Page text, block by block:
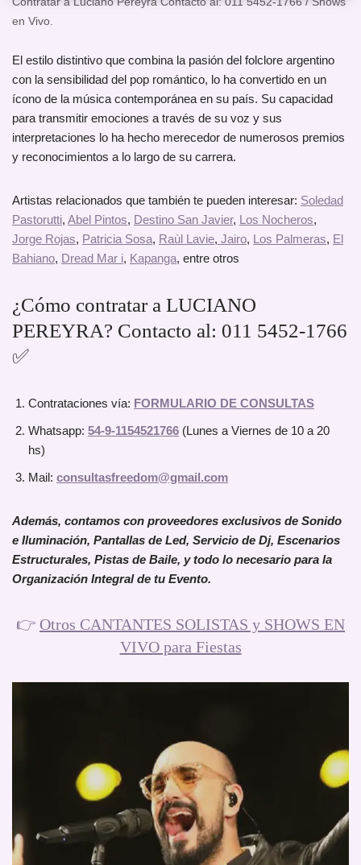
en Vivo.
El estilo distintivo que combina la pasión del folclore argentino
con la sensibilidad del pop romántico, lo ha convertido en un
ícono de la música contemporánea en su país. Su capacidad
para transmitir emociones a través de su voz y sus
interpretaciones lo ha hecho merecedor de numerosos premios
y reconocimientos a lo largo de su carrera.
Artistas relacionados que también te pueden interesar: Soledad
Pastorutti, Abel Pintos, Destino San Javier, Los Nocheros,
Jorge Rojas, Patricia Sosa, Raùl Lavie, Jairo, Los Palmeras, El
Bahiano, Dread Mar i, Kapanga, entre otros
¿Cómo contratar a LUCIANO
PEREYRA? Contacto al: 011 5452-1766
✅
Contrataciones vía: FORMULARIO DE CONSULTAS
Whatsapp: 54-9-1154521766 (Lunes a Viernes de 10 a 20
hs)
Mail: consultasfreedom@gmail.com
Además, contamos con proveedores exclusivos de Sonido
e Iluminación, Pantallas de Led, Servicio de Dj, Escenarios
Estructurales, Pistas de Baile, y todo lo necesario para la
Organización Integral de tu Evento.
👉 Otros CANTANTES SOLISTAS y SHOWS EN
VIVO para Fiestas